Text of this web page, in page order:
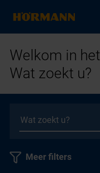
Welkom in
Wat zoekt u?
Meer filters